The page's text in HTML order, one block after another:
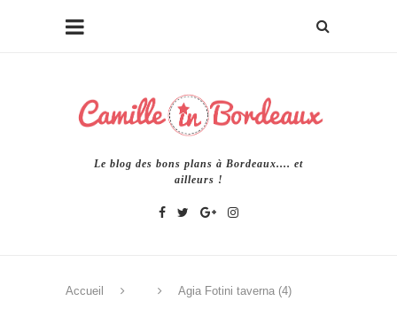
Le blog des bons plans à Bordeaux.... et
ailleurs !
Accueil Agia Fotini taverna (4)